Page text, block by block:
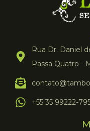
Rua Dr. Daniel
Passa Quatro -
+55 35 99222-